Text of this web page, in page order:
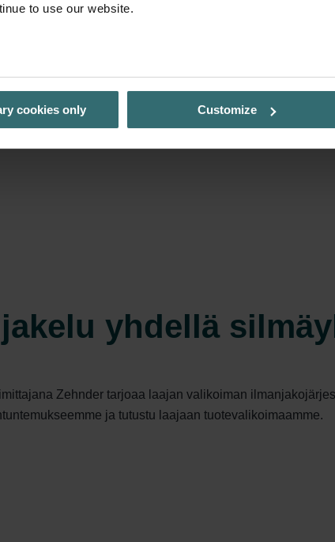
to use our website.
cookies only Customize
yhdellä
Zehnder tarjoaa laajan valikoiman
ja tutustu laajaan tuotevalikoimaamme.